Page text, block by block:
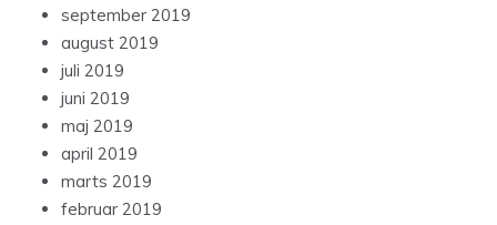
september 2019
august 2019
juli 2019
juni 2019
maj 2019
april 2019
marts 2019
februar 2019